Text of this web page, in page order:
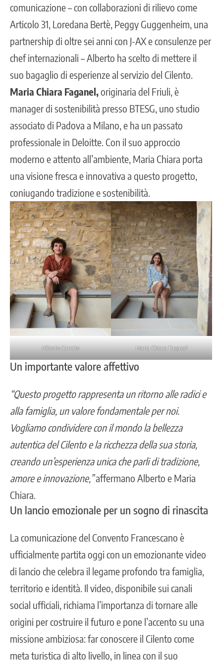
comunicazione – con collaborazioni di rilievo come
Articolo 31, Loredana Bertè, Peggy Guggenheim, una
partnership di oltre sei anni con J-AX e consulenze per
chef internazionali – Alberto ha scelto di mettere il
suo bagaglio di esperienze al servizio del Cilento.
Maria Chiara Faganel,originaria del Friuli, è
manager di sostenibilità presso BTESG, uno studio
associato di Padova a Milano, e ha un passato
professionale in Deloitte. Con il suo approccio
moderno e attento all’ambiente, Maria Chiara porta
una visione fresca e innovativa a questo progetto,
coniugando tradizione e sostenibilità.
Alberto Carrato Maria Chiara Faganel
Un importante valore affettivo
“Questo progetto rappresenta un ritorno alle radici e
alla famiglia, un valore fondamentale per noi.
Vogliamo condividere con il mondo la bellezza
autentica del Cilento e la ricchezza della sua storia,
creando un’esperienza unica che parli di tradizione,
amore e innovazione,”affermano Alberto e Maria
Chiara.
Un lancio emozionale per un sogno di rinascita
La comunicazione del Convento Francescano è
ufficialmente partita oggi con un emozionante video
di lancio che celebra il legame profondo tra famiglia,
territorio e identità. Il video, disponibile sui canali
social ufficiali, richiama l’importanza di tornare alle
origini per costruire il futuro e pone l’accento su una
missione ambiziosa: far conoscere il Cilento come
meta turistica di alto livello, in linea con il suo